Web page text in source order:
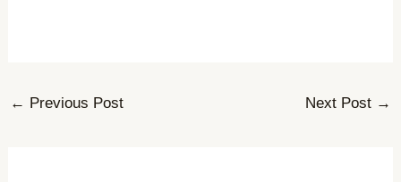
← Previous Post Next Post →